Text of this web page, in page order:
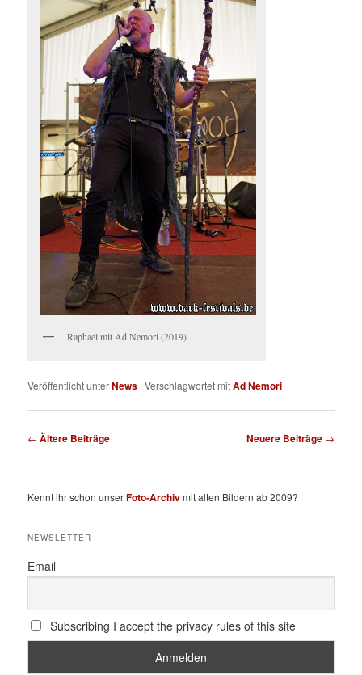
Raphael mit Ad Nemori (2019)
Veröffentlicht unterNews |Verschlagwortet mitAd Nemori
Beitragsnavigation
← Ältere Beiträge Neuere Beiträge →
Kennt ihr schon unserFoto-Archivmit alten Bildern ab 2009?
NEWSLETTER
Email
Subscribing I accept the privacy rules of this site